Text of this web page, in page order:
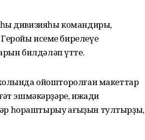
дивизияһы командиры,
исеме бирелеүе
билдәләп үтте.
ойошторолған макеттар
эшмәкәрҙәре, ижади
һораштырыу ҡағыҙын тултырҙы,